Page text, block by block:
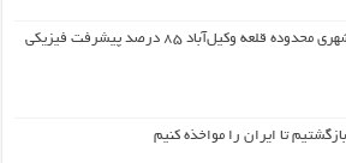
طراحی شهری محدوده قلعه وکیل‌آباد ۸۵ درصد پیشرفت فیزیکی
تا ایران را مواخذه کنیم